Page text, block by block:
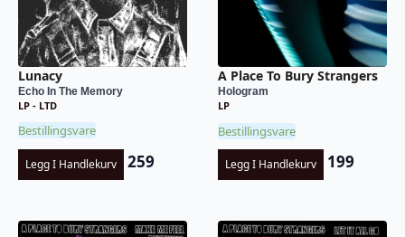
Lunacy
Echo In The Memory
LP - LTD
Bestillingsvare
Legg I Handlekurv 259
A Place To Bury Strangers
Hologram
LP
Bestillingsvare
Legg I Handlekurv 199